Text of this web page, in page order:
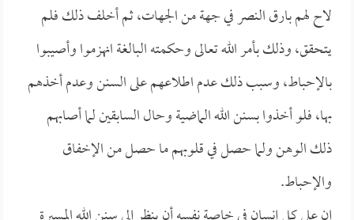
لاح لهم بارق النصر في جهة من الجهات، ثم أخلف ذلك فلم
يتحقق، وذلك بأمر الله تعالى وحكمته البالغة انهزموا وأصيبوا
بالإحباط، وسبب ذلك عدم اطلاعهم على السنن وعدم أخذهم
بها، فلو أخذوا بسنن الله الماضية وحال السابقين لما أصابهم
ذلك الوهن ولما حصل في قلوبهم ما حصل من الإخفاق
والإحباط.